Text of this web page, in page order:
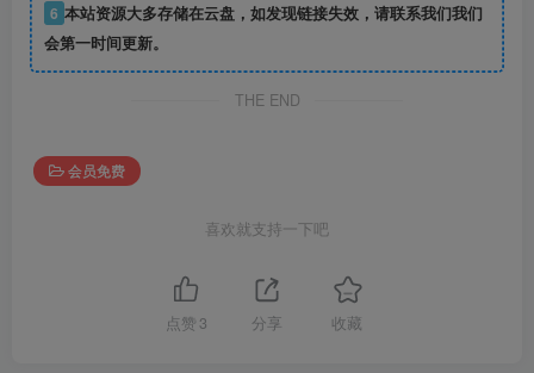
6 本站资源大多存储在云盘，如发现链接失效，请联系我们我们
会第一时间更新。
THE END
会员免费
喜欢就支持一下吧
点赞 3 分享 收藏